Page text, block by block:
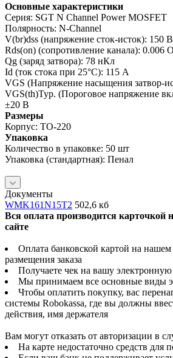
Основные характеристики
Серия: SGT N Channel Power MOSFET
Полярность: N-Channel
V(br)dss (напряжение сток-исток): 150 В
Rds(on) (сопротивление канала): 0.006
Qg (заряд затвора): 78 нКл
Id (ток стока при 25°C): 115 А
VGS (Напряжение насыщения затвор-
VGS(th)Typ. (Пороговое напряжение
±20 В
Размеры
Корпус: TO-220
Упаковка
Количество в упаковке: 50 шт
Упаковка (стандартная): Пенал
Документы
WMK161N15T2 502,6 кб
Вся оплата производится карточкой
сайте
Оплата банковской картой на нашем
размещения заказа
Получаете чек на вашу
Мы принимаем все основные виды
Чтобы оплатить покупку, вас
системы Robokassa, где вы должны
действия, имя держателя
Вам могут отказать от авторизации в
На карте недостаточно средств для